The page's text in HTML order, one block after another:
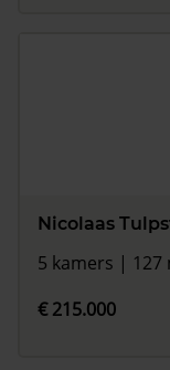
Nicolaas
5 kamers | 127
€ 215.000